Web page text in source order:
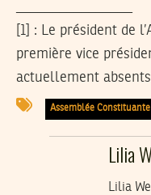
[1] : Le président de
première vice
actuellement
Assemblée Constituante
Lilia
Lilia